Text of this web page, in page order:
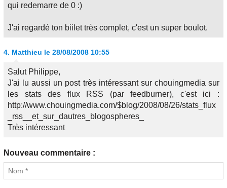
qui redemarre de 0 :)
J'ai regardé ton biilet très complet, c'est un super boulot.
4. Matthieu le 28/08/2008 10:55
Salut Philippe,
J'ai lu aussi un post très intéressant sur chouingmedia sur
les stats des flux RSS (par feedburner), c'est ici :
http://www.chouingmedia.com/$blog/2008/08/26/stats_flux
_rss__et_sur_dautres_blogospheres_
Très intéressant
Nouveau commentaire :